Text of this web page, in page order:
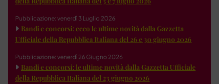
Pubblicazione: venerdì 3 Luglio 2026
Bandi e concorsi: ecco le ultime novità dalla Gazzetta
Ufficiale della Repubblica Italiana del 26 e 30 giugno 2026
Pubblicazione: venerdì 26 Giugno 2026
Bandi e concorsi: le ultime novità dalla Gazzetta Ufficiale
della Repubblica Italiana del 23 giugno 2026